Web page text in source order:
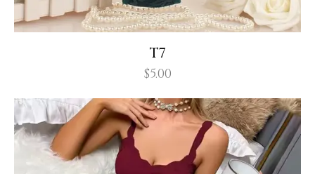
T7
$5.00